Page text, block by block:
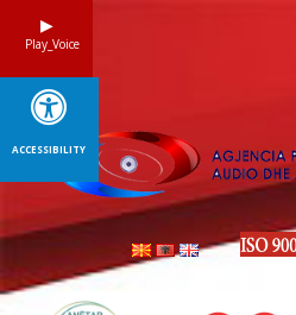
Play_Voice
ACCESSIBILITY